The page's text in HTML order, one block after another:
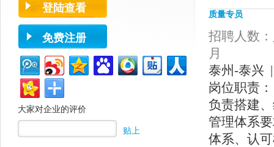
登陆查看
免费注册
大家对企业的评价
贴上
质量专员
招聘人数
月
泰州-泰兴
岗位职责
负责搭建
管理体系
体系、认